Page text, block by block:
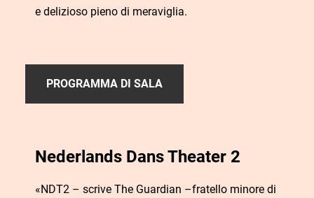
e delizioso pieno di meraviglia.
PROGRAMMA DI SALA
Nederlands Dans Theater 2
«NDT2 – scrive The Guardian –fratello minore di